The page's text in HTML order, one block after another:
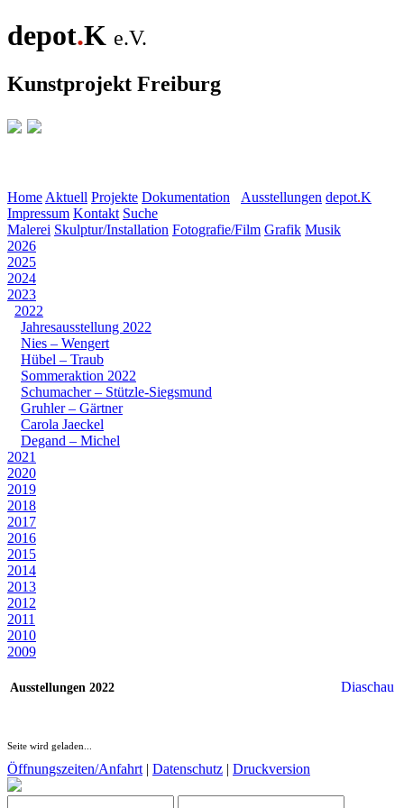
depot.K e.V.
Kunstprojekt Freiburg
Home Aktuell Projekte Dokumentation Ausstellungen depot.K
Impressum Kontakt Suche
Malerei Skulptur/Installation Fotografie/Film Grafik Musik
2026
2025
2024
2023
2022
Jahresausstellung 2022
Nies – Wengert
Hübel – Traub
Sommeraktion 2022
Schumacher – Stützle-Siegsmund
Gruhler – Gärtner
Carola Jaeckel
Degand – Michel
2021
2020
2019
2018
2017
2016
2015
2014
2013
2012
2011
2010
2009
Ausstellungen 2022 Diaschau
Seite wird geladen...
Öffnungszeiten/Anfahrt | Datenschutz | Druckversion